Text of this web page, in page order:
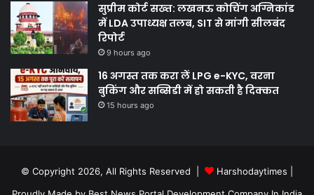
सुप्रीम कोर्ट सख्त: लखनऊ कोचिंग अग्निकांड
में LDA उपाध्यक्ष तलब, SIT से मांगी सीलबंद
रिपोर्ट
9 hours ago
16 अगस्त तक करा लें LPG e-KYC, वरना
बुकिंग और सब्सिडी में हो सकती है दिक्कत
15 hours ago
© Copyright 2026, All Rights Reserved | Harshodaytimes